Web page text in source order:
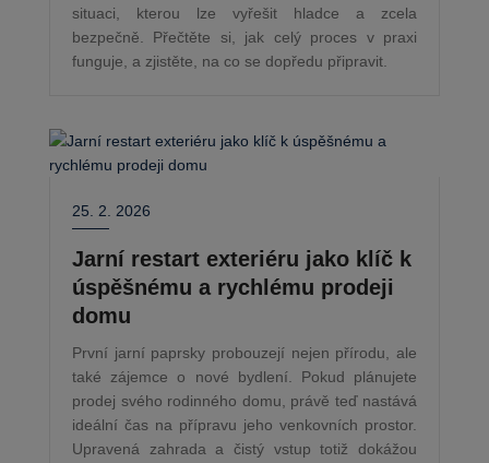
situaci, kterou lze vyřešit hladce a zcela
bezpečně. Přečtěte si, jak celý proces v praxi
funguje, a zjistěte, na co se dopředu připravit.
25. 2. 2026
Jarní restart exteriéru jako klíč k
úspěšnému a rychlému prodeji
domu
První jarní paprsky probouzejí nejen přírodu, ale
také zájemce o nové bydlení. Pokud plánujete
prodej svého rodinného domu, právě teď nastává
ideální čas na přípravu jeho venkovních prostor.
Upravená zahrada a čistý vstup totiž dokážou